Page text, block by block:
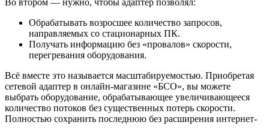
Во втором — нужно, чтобы адаптер позволял:
Обрабатывать возросшее количество запросов,
направляемых со стационарных ПК.
Получать информацию без «провалов» скорости,
перегревания оборудования.
Всё вместе это называется масштабируемостью. Приобретая
сетевой адаптер в онлайн-магазине «БСО», вы можете
выбрать оборудование, обрабатывающее увеличивающееся
количество потоков без существенных потерь скорости.
Полностью сохранить последнюю без расширения интернет-